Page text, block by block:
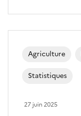
Agriculture
Statistiques
27 juin 2025